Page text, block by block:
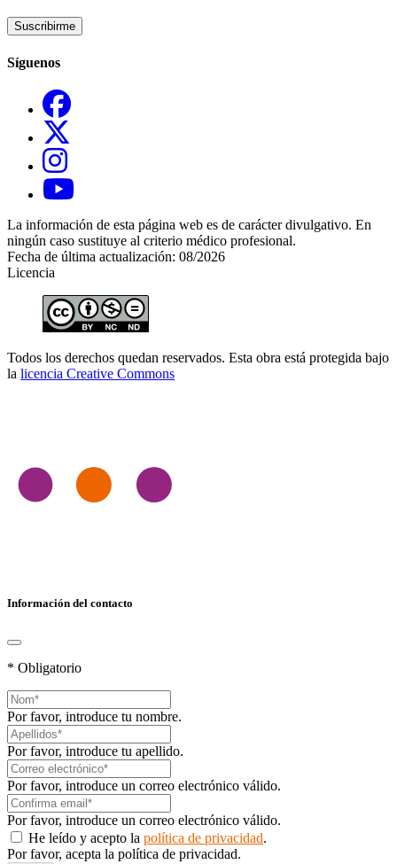
Suscribirme
Síguenos
La información de esta página web es de carácter divulgativo. En
ningún caso sustituye al criterio médico profesional.
Fecha de última actualización: 08/2026
Licencia
Todos los derechos quedan reservados. Esta obra está protegida bajo
la licencia Creative Commons
Información del contacto
* Obligatorio
Por favor, introduce tu nombre.
Por favor, introduce tu apellido.
Por favor, introduce un correo electrónico válido.
Por favor, introduce un correo electrónico válido.
He leído y acepto la política de privacidad.
Por favor, acepta la política de privacidad.